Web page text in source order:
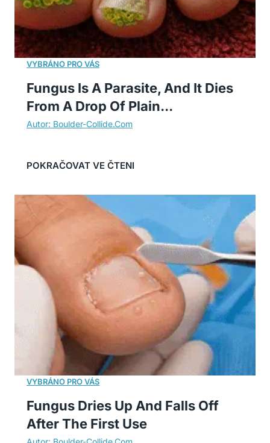
Fungus Is A Parasite, And It Dies
From A Drop Of Plain...
Fungus Dries Up And Falls Off
After The First Use